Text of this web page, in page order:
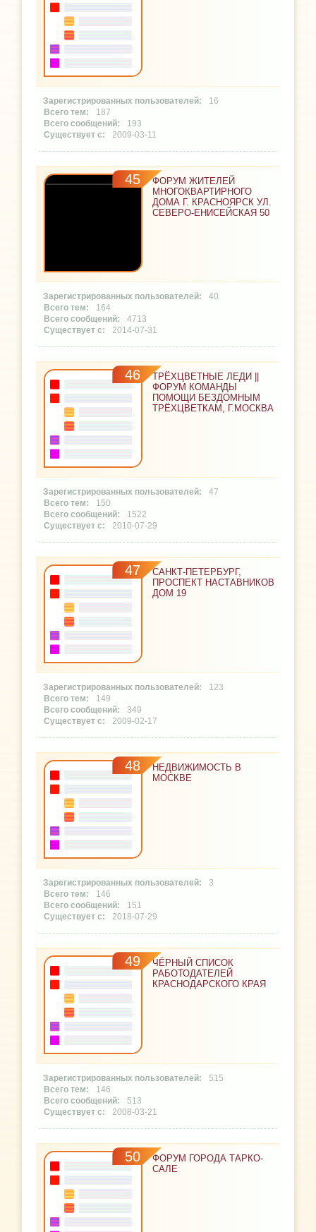
16
187
193
2009-03-11
45
ФОРУМ ЖИТЕЛЕЙ
МНОГОКВАРТИРНОГО
ДОМА Г. КРАСНОЯРСК УЛ.
СЕВЕРО-ЕНИСЕЙСКАЯ 50
40
164
4713
2014-07-31
46
ТРЁХЦВЕТНЫЕ ЛЕДИ ||
ФОРУМ КОМАНДЫ
ПОМОЩИ БЕЗДОМНЫМ
ТРЁХЦВЕТКАМ, Г.МОСКВА
47
150
1522
2010-07-29
47
САНКТ-ПЕТЕРБУРГ,
ПРОСПЕКТ НАСТАВНИКОВ
ДОМ 19
123
149
349
2009-02-17
48
НЕДВИЖИМОСТЬ В
МОСКВЕ
3
146
151
2018-07-29
49
ЧЁРНЫЙ СПИСОК
РАБОТОДАТЕЛЕЙ
КРАСНОДАРСКОГО КРАЯ
515
146
513
2008-03-21
50
ФОРУМ ГОРОДА ТАРКО-
САЛЕ